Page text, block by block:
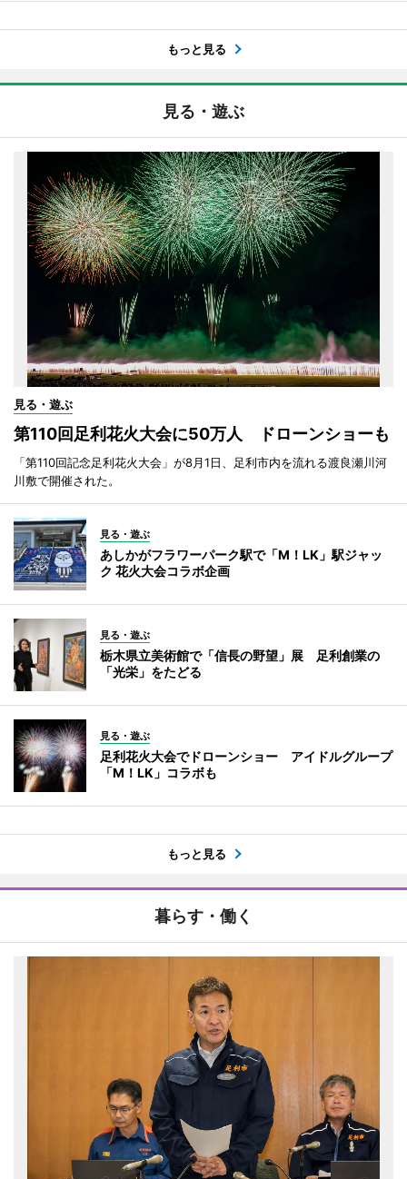
もっと見る
見る・遊ぶ
見る・遊ぶ
第110回足利花火大会に50万人 ドローンショーも
「第110回記念足利花火大会」が8月1日、足利市内を流れる渡良瀬川河
川敷で開催された。
見る・遊ぶ
あしかがフラワーパーク駅で「M！LK」駅ジャッ
ク 花火大会コラボ企画
見る・遊ぶ
栃木県立美術館で「信長の野望」展 足利創業の
「光栄」をたどる
見る・遊ぶ
足利花火大会でドローンショー アイドルグループ
「M！LK」コラボも
もっと見る
暮らす・働く